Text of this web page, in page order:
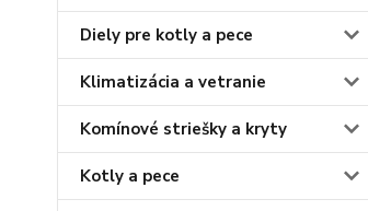
Diely pre kotly a pece
Klimatizácia a vetranie
Komínové striešky a kryty
Kotly a pece